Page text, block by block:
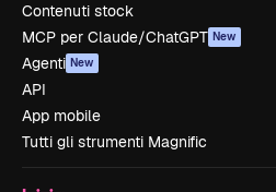
Contenuti stock
MCP per Claude/ChatGPT New
Agenti New
API
App mobile
Tutti gli strumenti Magnific